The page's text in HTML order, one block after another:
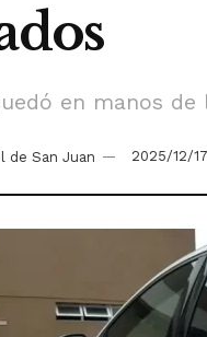
en manos
de San Juan 2025/12/17